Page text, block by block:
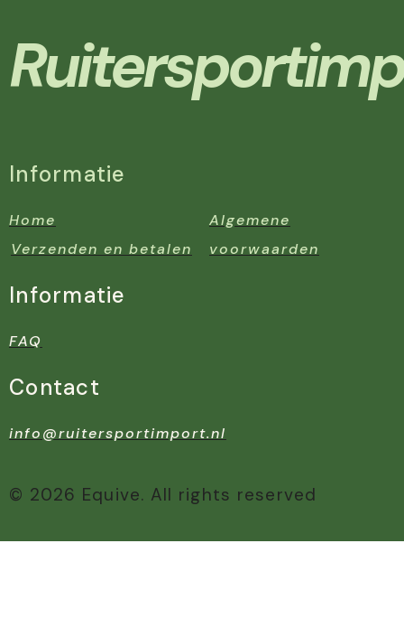
Informatie
Home
Verzenden en betalen
Algemene
voorwaarden
Informatie
FAQ
Contact
info@ruitersportimport.nl
© 2026 Equive. All rights reserved